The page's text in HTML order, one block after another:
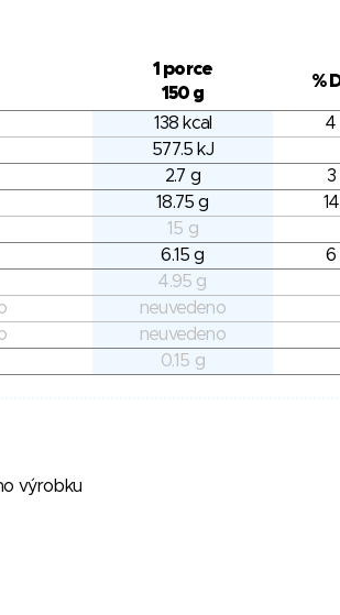
1 porce
150 g
%
138 kcal
4
577.5 kJ
2.7 g
3
18.75 g
15 g
6.15 g
6
4.95 g
neuvedeno
neuvedeno
0.15 g
výrobku